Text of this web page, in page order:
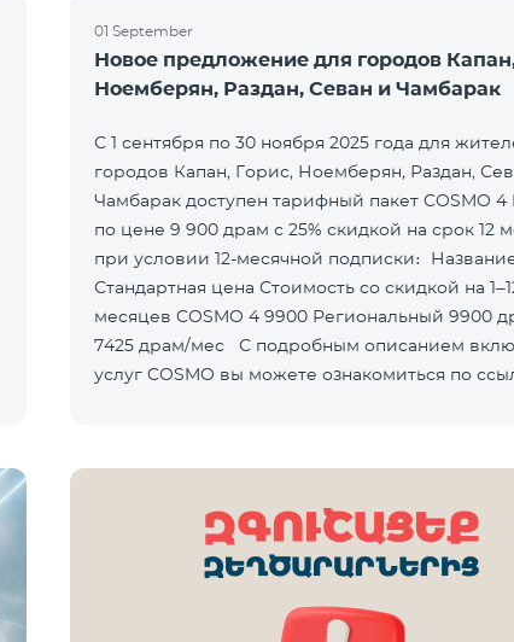
01 September
Новое предложение для городов
Ноемберян, Раздан, Севан и Чамбарак
С 1 сентября по 30 ноября 2025 года для
городов Капан, Горис, Ноемберян, Раздан,
Чамбарак доступен тарифный пакет COSMO 4
по цене 9 900 драм с 25% скидкой на срок 12
при условии 12-месячной подписки։ Название пакета
Стандартная цена Стоимость со скидкой на 1–12
месяцев COSMO 4 9900 Региональный 9900 драм/мес
7425 драм/мес С подробным описанием включённых
услуг COSMO вы можете ознакомиться по